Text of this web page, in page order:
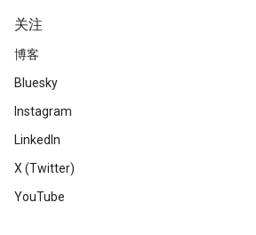
关注
博客
Bluesky
Instagram
LinkedIn
X (Twitter)
YouTube